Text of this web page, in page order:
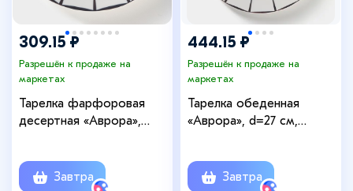
309.15 ₽
Разрешён к продаже на
маркетах
Тарелка фарфоровая
десертная «Аврора»,
Завтра
444.15 ₽
Разрешён к продаже на
маркетах
Тарелка обеденная
«Аврора», d=27 см,
Завтра